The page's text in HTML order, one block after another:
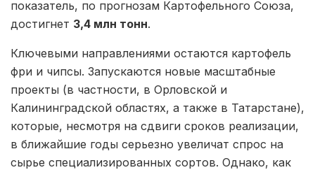
показатель, по прогнозам Картофельного Союза,
достигнет 3,4 млн тонн.
Ключевыми направлениями остаются картофель
фри и чипсы. Запускаются новые масштабные
проекты (в частности, в Орловской и
Калининградской областях, а также в Татарстане),
которые, несмотря на сдвиги сроков реализации,
в ближайшие годы серьезно увеличат спрос на
сырье специализированных сортов. Однако, как